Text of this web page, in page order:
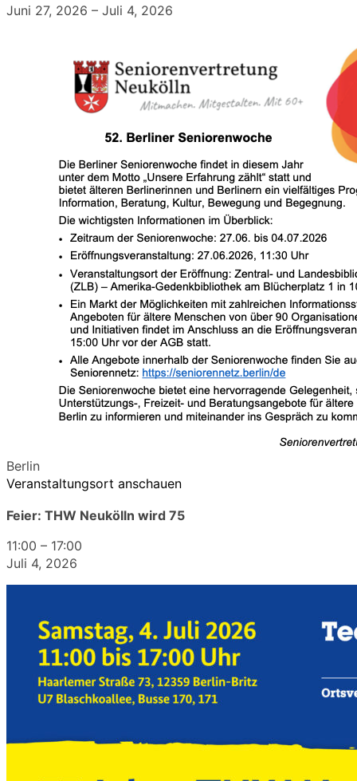
Juni 27, 2026 – Juli 4, 2026
Berlin
Veranstaltungsort anschauen
Feier: THW Neukölln wird 75
11:00 – 17:00
Juli 4, 2026